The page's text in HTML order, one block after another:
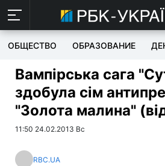
ОБЩЕСТВО ОБРАЗОВАНИЕ
Вампірська сага
здобула сім
"Золота малина"
11:50 24.02.2013 Вс
RBC.UA